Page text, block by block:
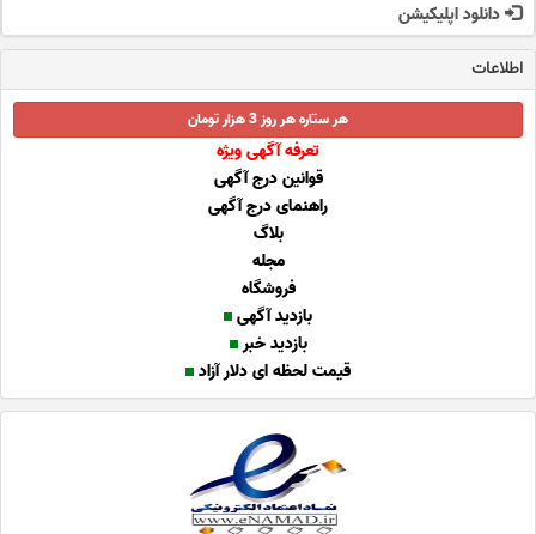
دانلود اپلیکیشن
اطلاعات
هر ستاره هر روز 3 هزار تومان
تعرفه آگهی ویژه
قوانین درج آگهی
راهنمای درج آگهی
بلاگ
مجله
فروشگاه
بازدید آگهی
بازدید خبر
قیمت لحظه ای دلار آزاد